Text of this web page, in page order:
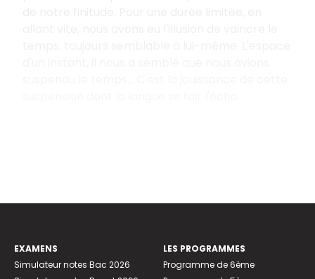
EXAMENS
Simulateur notes Bac 2026
LES PROGRAMMES
Programme de 6ème